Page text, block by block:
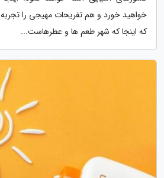
خواهید خورد و هم تفریحات مهیجی را تجربه
که اینجا که شهر طعم ها و عطرهاست...